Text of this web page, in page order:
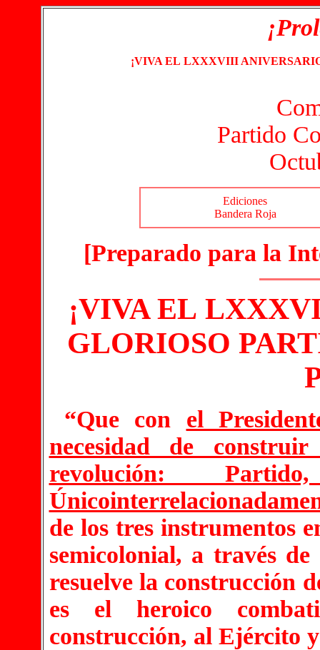
¡VIVA EL LXXXVIII
Partido
Ediciones
Bandera Roja
[Preparado para la
¡VIVA EL
GLORIOSO
“Que con el
necesidad de
revolución:
de los tres instrumentos
semicolonial, a través
resuelve la construcción
es el heroico
construcción, al Ejército